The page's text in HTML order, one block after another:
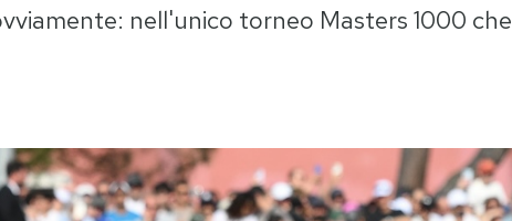
nell'unico torneo Masters 1000 che